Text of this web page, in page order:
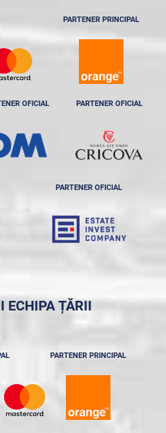
PARTENER PRINCIPAL
OFICIAL PARTENER OFICIAL
PARTENER OFICIAL
ECHIPA ȚĂRII
PARTENER PRINCIPAL